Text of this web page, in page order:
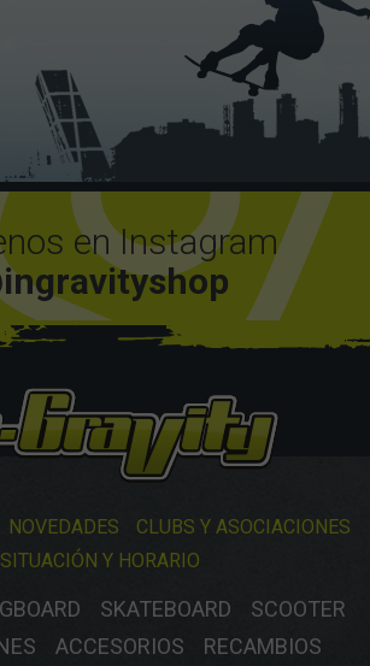
en Instagram
NOVEDADES
CLUBS Y ASOCIACIONES
SITUACIÓN Y HORARIO
SKATEBOARD
SCOOTER
ACCESORIOS
RECAMBIOS